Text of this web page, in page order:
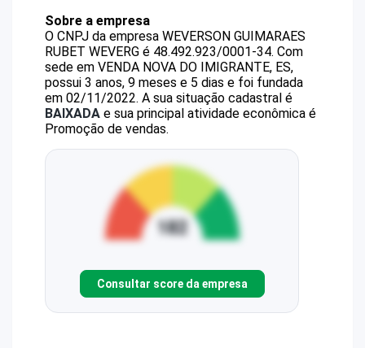
Sobre a empresa
O CNPJ da empresa WEVERSON GUIMARAES
RUBET WEVERG é 48.492.923/0001-34. Com
sede em VENDA NOVA DO IMIGRANTE, ES,
possui 3 anos, 9 meses e 5 dias e foi fundada
em 02/11/2022. A sua situação cadastral é
BAIXADA e sua principal atividade econômica é
Promoção de vendas.
Consultar score da empresa